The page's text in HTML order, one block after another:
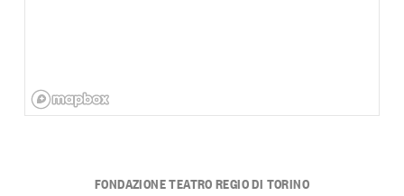
FONDAZIONE TEATRO REGIO DI TORINO